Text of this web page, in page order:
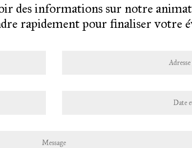
des informations sur notre
rapidement pour finaliser votre